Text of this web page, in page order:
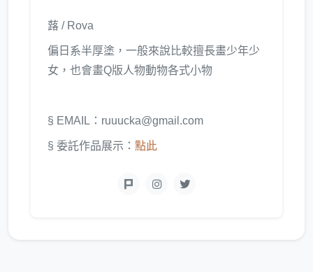
蕗 / Rova
偏日系半厚塗，一般來說比較擅長畫少年少
女，也會畫Q版人物動物各式小物
§ EMAIL：ruuucka@gmail.com
§ 委託作品展示： 點此